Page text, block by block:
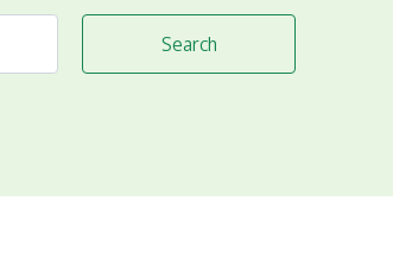
Search